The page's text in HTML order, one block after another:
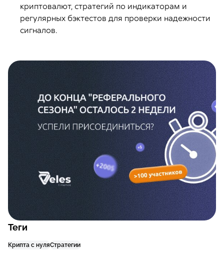
криптовалют, стратегий по индикаторам и
регулярных бэктестов для проверки надежности
сигналов.
Теги
Крипта с нуляСтратегии